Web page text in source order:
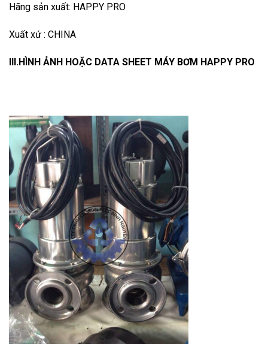
Hãng sản xuất: HAPPY PRO
Xuất xứ : CHINA
III.HÌNH ẢNH HOẶC DATA SHEET MÁY BƠM HAPPY PRO